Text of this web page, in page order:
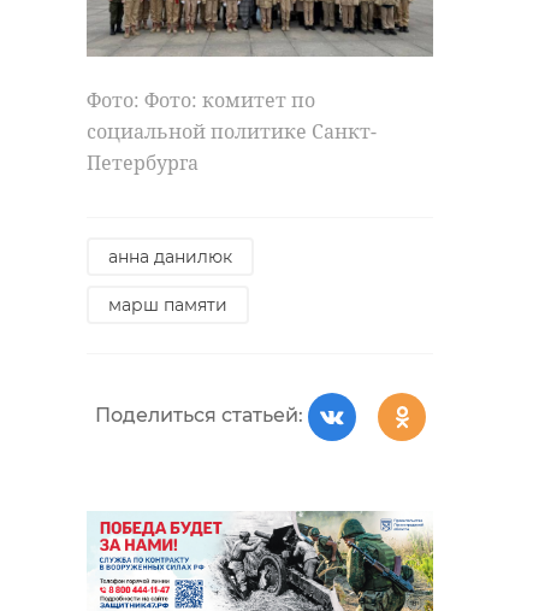
Фото: Фото: комитет по
социальной политике Санкт-
Петербурга
анна данилюк
марш памяти
Поделиться статьей: